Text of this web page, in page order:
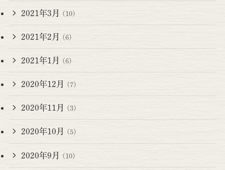
2021年3月 (10)
2021年2月 (6)
2021年1月 (6)
2020年12月 (7)
2020年11月 (3)
2020年10月 (5)
2020年9月 (10)